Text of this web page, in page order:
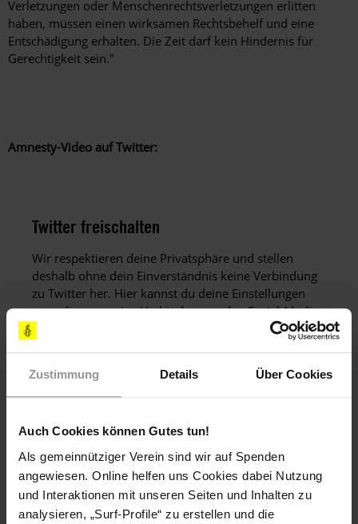
Zustimmung Details Über Cookies
Auch Cookies können Gutes tun!
Als gemeinnütziger Verein sind wir auf Spenden
angewiesen. Online helfen uns Cookies dabei Nutzung
und Interaktionen mit unseren Seiten und Inhalten zu
analysieren, „Surf-Profile“ zu erstellen und die
Verletzungen oder Menschenrechtsverletzungen erlitten
haben, müssen einen wirksamen Rechtsbehelf und eine
Entschädigung erhalten. Die Zeit darf kein Hindernis für
Gerechtigkeit sein."
Amnesty-Video auf Twitter:
Twitter freischalten
Wir respektieren deine Privatsphäre und stellen
deshalb ohne dein Einverständnis keine Verbindung
zu Twitter her. Hier kannst du deine Einstellungen
verwalten, um eine Verbindung zu den Social-Media-
DATENSCHUTZEINSTELLUNGEN VERWALTEN
Hintergrund